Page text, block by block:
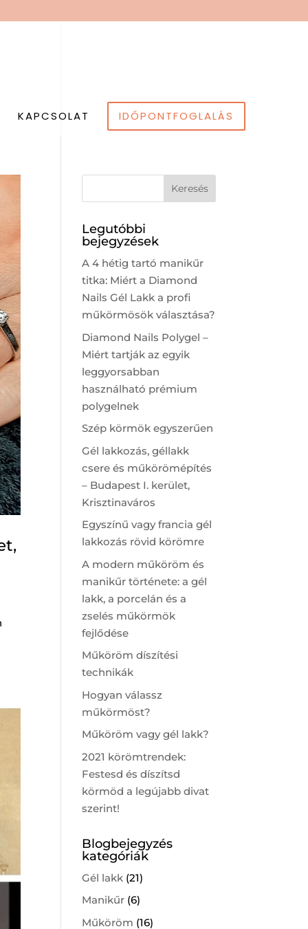
KAPCSOLAT IDŐPONTFOGLALÁS
Legutóbbi
bejegyzések
A 4 hétig tartó manikűr
titka: Miért a Diamond
Nails Gél Lakk a profi
műkörmösök választása?
Diamond Nails Polygel –
Miért tartják az egyik
leggyorsabban
használható prémium
polygelnek
Szép körmök egyszerűen
Gél lakkozás, géllakk
csere és műkörömépítés
– Budapest I. kerület,
Krisztinaváros
Egyszínű vagy francia gél
lakkozás rövid körömre
A modern műköröm és
manikűr története: a gél
lakk, a porcelán és a
zselés műkörmök
fejlődése
Műköröm díszítési
technikák
Hogyan válassz
műkörmöst?
Műköröm vagy gél lakk?
2021 körömtrendek:
Festesd és díszítsd
körmöd a legújabb divat
szerint!
Blogbejegyzés
kategóriák
Gél lakk (21)
Manikűr (6)
Műköröm (16)